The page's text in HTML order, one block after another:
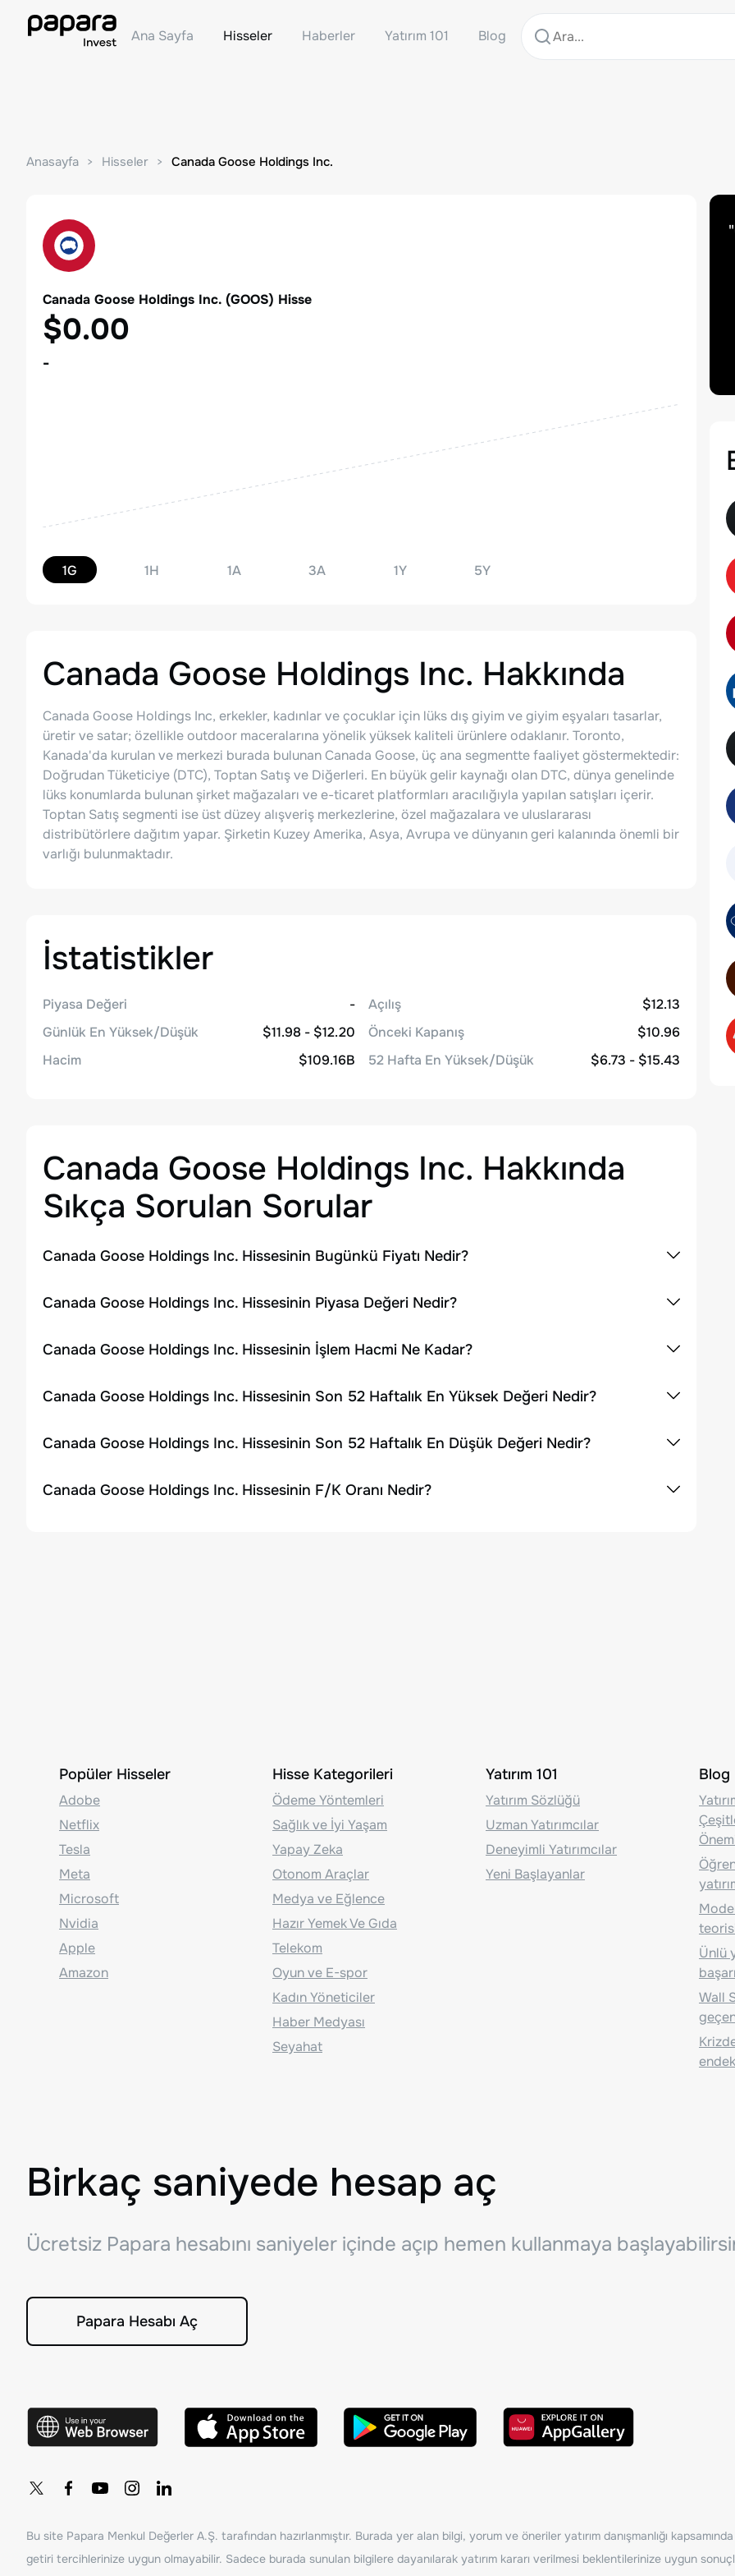
Ana Sayfa Hisseler Haberler Yatırım 101 Blog
Anasayfa Hisseler Canada Goose Holdings Inc.
Canada Goose Holdings Inc. (GOOS) Hisse
$0.00
-
1G 1H 1A 3A 1Y 5Y
Canada Goose Holdings Inc. Hakkında
Canada Goose Holdings Inc, erkekler, kadınlar ve çocuklar için lüks dış giyim ve giyim eşyaları tasarlar,
üretir ve satar; özellikle outdoor maceralarına yönelik yüksek kaliteli ürünlere odaklanır. Toronto,
Kanada'da kurulan ve merkezi burada bulunan Canada Goose, üç ana segmentte faaliyet göstermektedir:
Doğrudan Tüketiciye (DTC), Toptan Satış ve Diğerleri. En büyük gelir kaynağı olan DTC, dünya genelinde
lüks konumlarda bulunan şirket mağazaları ve e-ticaret platformları aracılığıyla yapılan satışları içerir.
Toptan Satış segmenti ise üst düzey alışveriş merkezlerine, özel mağazalara ve uluslararası
distribütörlere dağıtım yapar. Şirketin Kuzey Amerika, Asya, Avrupa ve dünyanın geri kalanında önemli bir
varlığı bulunmaktadır.
İstatistikler
Piyasa Değeri
-
Günlük En Yüksek/Düşük
$11.98 - $12.20
Hacim
$109.16B
Açılış
$12.13
Önceki Kapanış
$10.96
52 Hafta En Yüksek/Düşük
$6.73 - $15.43
Canada Goose Holdings Inc. Hakkında
Sıkça Sorulan Sorular
Canada Goose Holdings Inc. Hissesinin Bugünkü Fiyatı Nedir?
Canada Goose Holdings Inc. Hissesinin Piyasa Değeri Nedir?
Canada Goose Holdings Inc. Hissesinin İşlem Hacmi Ne Kadar?
Canada Goose Holdings Inc. Hissesinin Son 52 Haftalık En Yüksek Değeri Nedir?
Canada Goose Holdings Inc. Hissesinin Son 52 Haftalık En Düşük Değeri Nedir?
Canada Goose Holdings Inc. Hissesinin F/K Oranı Nedir?
"
Popüler Hisseler
Adobe
Netflix
Tesla
Meta
Microsoft
Nvidia
Apple
Amazon
Hisse Kategorileri
Ödeme Yöntemleri
Sağlık ve İyi Yaşam
Yapay Zeka
Otonom Araçlar
Medya ve Eğlence
Hazır Yemek Ve Gıda
Telekom
Oyun ve E-spor
Kadın Yöneticiler
Haber Medyası
Seyahat
Yatırım 101
Yatırım Sözlüğü
Uzman Yatırımcılar
Deneyimli Yatırımcılar
Yeni Başlayanlar
Blog
Ünlü
Wall
Birkaç saniyede hesap aç
Ücretsiz Papara hesabını saniyeler içinde açıp hemen kullanmaya
Papara Hesabı Aç
Bu site Papara Menkul Değerler A.Ş. tarafından hazırlanmıştır. Burada yer alan bilgi, yorum ve öneriler yatırım danışmanlığı
getiri tercihlerinize uygun olmayabilir. Sadece burada sunulan bilgilere dayanılarak yatırım kararı verilmesi beklentilerinize uygun